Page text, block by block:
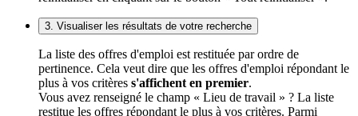
3. Visualiser les résultats de votre recherche
La liste des offres d'emploi est restituée par ordre de
pertinence. Cela veut dire que les offres d'emploi répondant le
plus à vos critères s'affichent en premier.
Vous avez renseigné le champ « Lieu de travail » ? La liste
restitue les offres répondant le plus à vos critères. Parmi